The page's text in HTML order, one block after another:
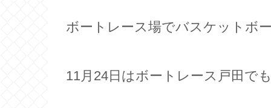
ボートレース場でバスケットボー
11月24日はボートレース戸田で